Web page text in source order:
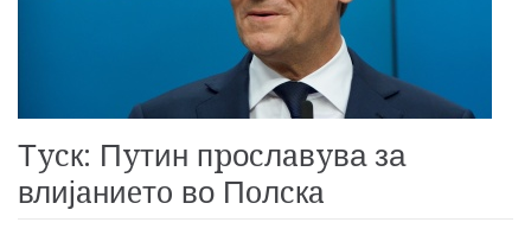
Тycк: Пyтин пpоcлaвyва за
влијaниeтo во Пoлcкa